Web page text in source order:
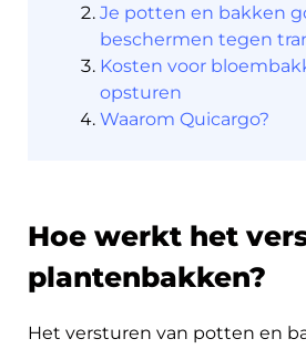
Nederlands
Inloggen
Je potten en bakken
beschermen tegen
Kosten voor
opsturen
Waarom Quicargo?
Hoe werkt het
plantenbakken?
Het versturen van potten en